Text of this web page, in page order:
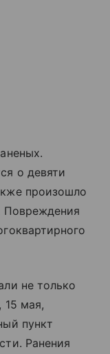
о девяти
произошло
Повреждения
не только
15 мая,
пункт
Ранения